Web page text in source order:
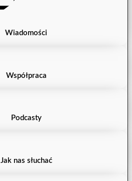
Wiadomości
Współpraca
Podcasty
Jak nas słuchać